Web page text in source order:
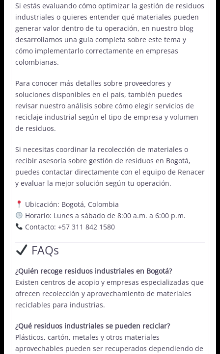
Si estás evaluando cómo optimizar la gestión de residuos
industriales o quieres entender qué materiales pueden
generar valor dentro de tu operación, en nuestro blog
desarrollamos una guía completa sobre este tema y
cómo implementarlo correctamente en empresas
colombianas.
Para conocer más detalles sobre proveedores y
soluciones disponibles en el país, también puedes
revisar nuestro análisis sobre cómo elegir servicios de
reciclaje industrial según el tipo de empresa y volumen
de residuos.
Si necesitas coordinar la recolección de materiales o
recibir asesoría sobre gestión de residuos en Bogotá,
puedes contactar directamente con el equipo de Renacer
y evaluar la mejor solución según tu operación.
Ubicación: Bogotá, Colombia
Horario: Lunes a sábado de 8:00 a.m. a 6:00 p.m.
Contacto: +57 311 842 1580
FAQs
¿Quién recoge residuos industriales en Bogotá?
Existen centros de acopio y empresas especializadas que
ofrecen recolección y aprovechamiento de materiales
reciclables para industrias.
¿Qué residuos industriales se pueden reciclar?
Plásticos, cartón, metales y otros materiales
aprovechables pueden ser recuperados dependiendo de